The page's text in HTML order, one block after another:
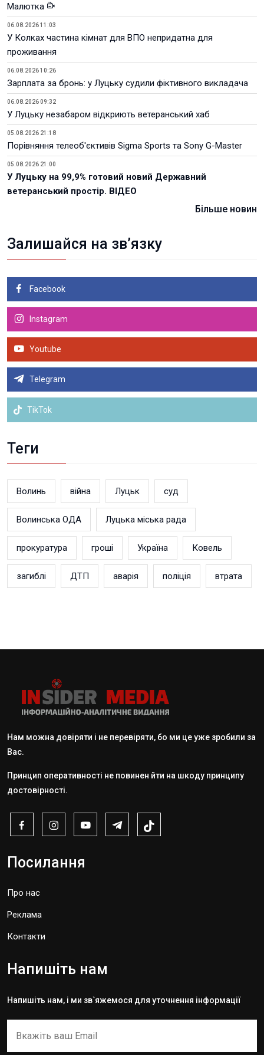
Малютка
06.08.2026 11:03
У Колках частина кімнат для ВПО непридатна для
проживання
06.08.2026 10:26
Зарплата за бронь: у Луцьку судили фіктивного викладача
06.08.2026 09:32
У Луцьку незабаром відкриють ветеранський хаб
05.08.2026 21:18
Порівняння телеоб'єктивів Sigma Sports та Sony G-Master
05.08.2026 21:00
У Луцьку на 99,9% готовий новий Державний
ветеранський простір. ВІДЕО
Більше новин
Залишайся на зв’язку
Facebook
Instagram
Youtube
Telegram
TikTok
Теги
Волинь війна Луцьк суд
Волинська ОДА Луцька міська рада
прокуратура гроші Україна Ковель
загиблі ДТП аварія поліція втрата
Нам можна довіряти і не перевіряти, бо ми це уже зробили за
Вас.
Принцип оперативності не повинен йти на шкоду принципу
достовірності.
Посилання
Про нас
Реклама
Контакти
Напишіть нам
Напишіть нам, і ми зв`яжемося для уточнення інформації